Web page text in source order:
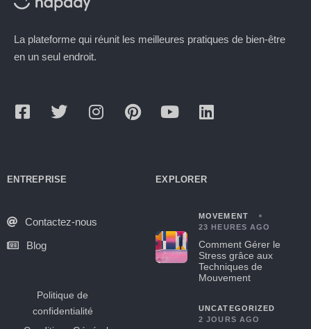
La plateforme qui réunit les meilleures pratiques de bien-être
en un seul endroit.
ENTREPRISE
Contactez-nous
Blog
Politique de
confidentialité
EXPLORER
MOVEMENT
23 HEURES AGO
Comment Gérer le
Stress grâce aux
Techniques de
Mouvement
UNCATEGORIZED
2 JOURS AGO